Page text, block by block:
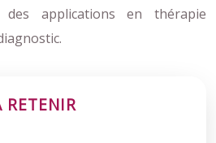
applications en thérapie
RETENIR